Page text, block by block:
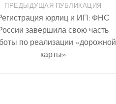
ПРЕДЫДУЩАЯ ПУБЛИКАЦИЯ
юрлиц и ИП: ФНС
завершила свою часть
по реализации «дорожной
карты»